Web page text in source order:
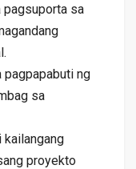
pagsuporta sa
pagpapabuti ng
sa
kailangang
proyekto